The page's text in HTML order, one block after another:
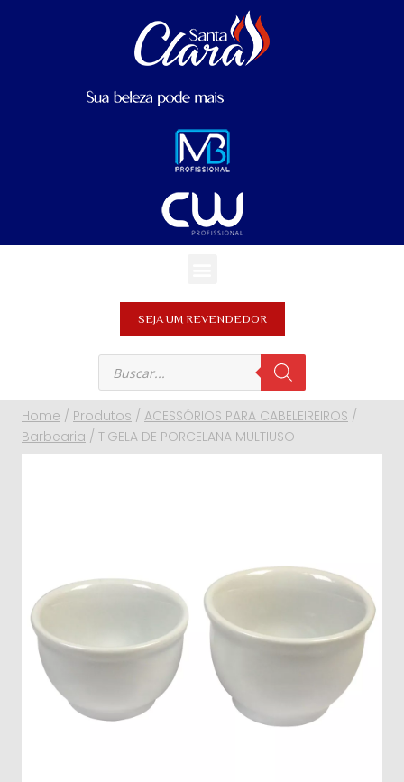
SEJA UM REVENDEDOR
Home / Produtos / ACESSÓRIOS PARA CABELEIREIROS /
Barbearia / TIGELA DE PORCELANA MULTIUSO